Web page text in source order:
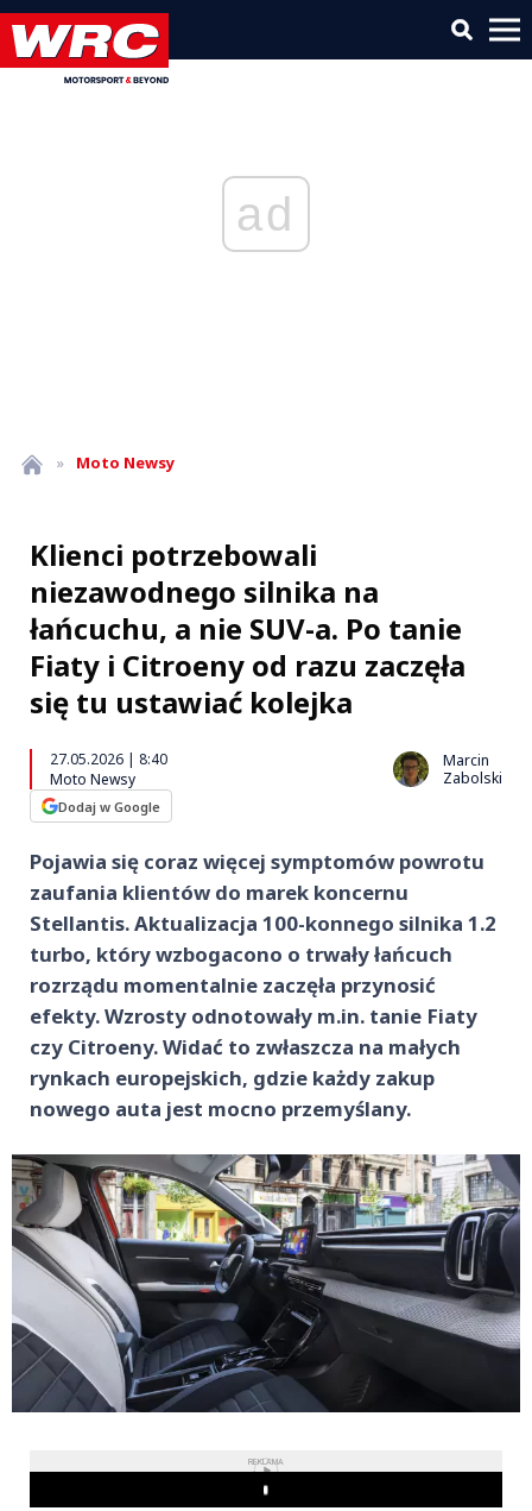
ad
» Moto Newsy
Klienci potrzebowali
niezawodnego silnika na
łańcuchu, a nie SUV-a. Po tanie
Fiaty i Citroeny od razu zaczęła
się tu ustawiać kolejka
27.05.2026 | 8:40
Moto Newsy
Dodaj w Google
Marcin
Zabolski
Pojawia się coraz więcej symptomów powrotu
zaufania klientów do marek koncernu
Stellantis. Aktualizacja 100-konnego silnika 1.2
turbo, który wzbogacono o trwały łańcuch
rozrządu momentalnie zaczęła przynosić
efekty. Wzrosty odnotowały m.in. tanie Fiaty
czy Citroeny. Widać to zwłaszcza na małych
rynkach europejskich, gdzie każdy zakup
nowego auta jest mocno przemyślany.
REKLAMA
Play